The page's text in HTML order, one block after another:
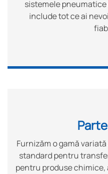
sistemele
include tot ce ai
Furnizăm o gamă
standard pentru
pentru produse chimice,